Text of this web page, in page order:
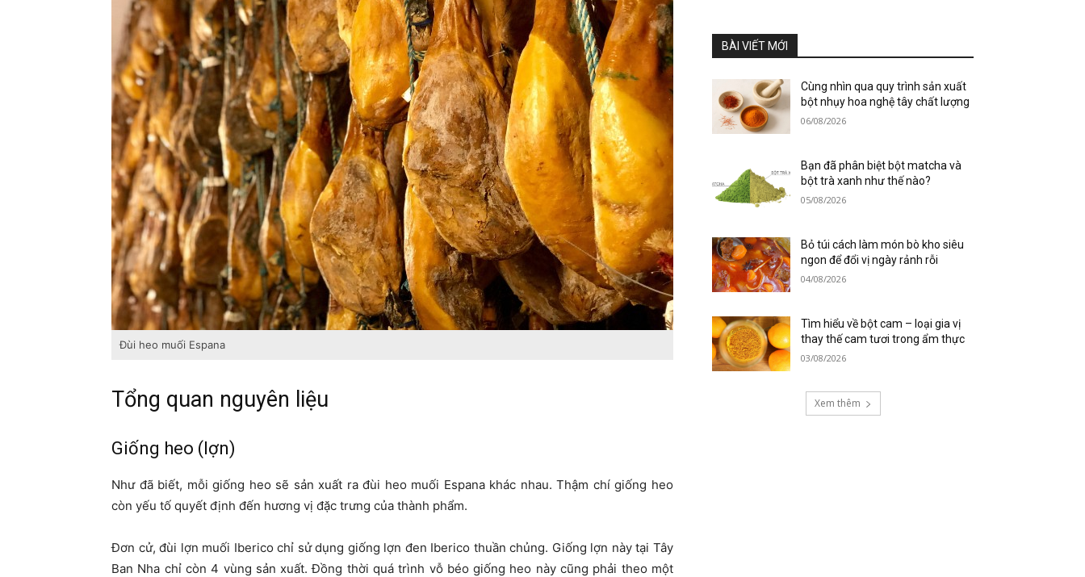
Đùi heo muối Espana
Tổng quan nguyên liệu
Giống heo (lợn)
Như đã biết, mỗi giống heo sẽ sản xuất ra đùi heo muối Espana khác nhau. Thậm chí giống heo
còn yếu tố quyết định đến hương vị đặc trưng của thành phẩm.
Đơn cử, đùi lợn muối Iberico chỉ sử dụng giống lợn đen Iberico thuần chủng. Giống lợn này tại Tây
Ban Nha chỉ còn 4 vùng sản xuất. Đồng thời quá trình vỗ béo giống heo này cũng phải theo một
BÀI VIẾT MỚI
Cùng nhìn qua quy trình sản xuất
bột nhụy hoa nghệ tây chất lượng
06/08/2026
Bạn đã phân biệt bột matcha và
bột trà xanh như thế nào?
05/08/2026
Bỏ túi cách làm món bò kho siêu
ngon để đổi vị ngày rảnh rỗi
04/08/2026
Tìm hiểu về bột cam – loại gia vị
thay thế cam tươi trong ẩm thực
03/08/2026
Xem thêm